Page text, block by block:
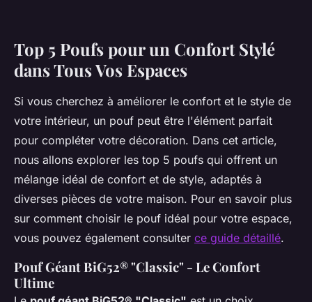
Top 5 Poufs pour un Confort Stylé
dans Tous Vos Espaces
Si vous cherchez à améliorer le confort et le style de
votre intérieur, un pouf peut être l'élément parfait
pour compléter votre décoration. Dans cet article,
nous allons explorer les top 5 poufs qui offrent un
mélange idéal de confort et de style, adaptés à
diverses pièces de votre maison. Pour en savoir plus
sur comment choisir le pouf idéal pour votre espace,
vous pouvez également consulter ce guide détaillé.
Pouf Géant BiG52® "Classic" - Le Confort
Ultime